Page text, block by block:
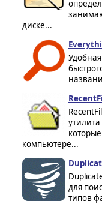
диске...
компьютере...
для
типов